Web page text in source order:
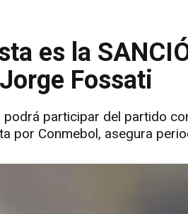
es la
Fossati
participar del partido
por Conmebol, asegura